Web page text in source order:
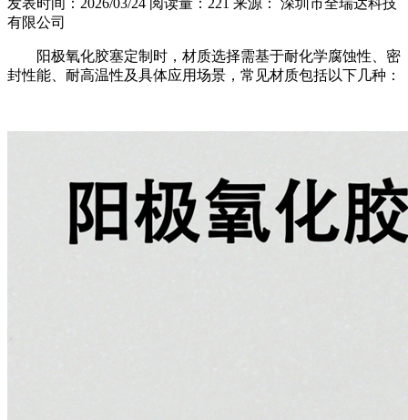
有限公司
阳极氧化胶塞定制时，材质选择需基于耐化学腐蚀性、密
封性能、耐高温性及具体应用场景，常见材质包括以下几种：